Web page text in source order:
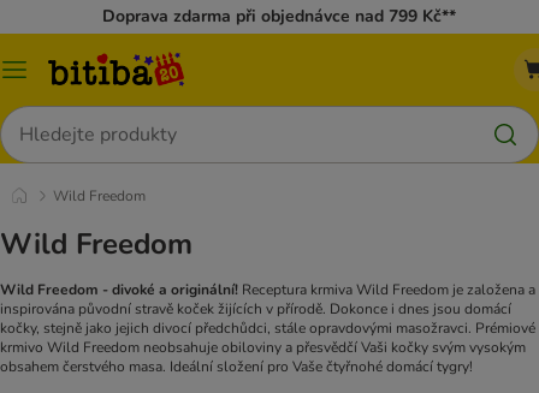
Doprava zdarma při objednávce nad 799 Kč**
Kategorie
Hledat
Wild Freedom
Wild Freedom
Wild Freedom - divoké a originální! Receptura krmiva Wild Freedom je založena a
inspirována původní stravě koček žijících v přírodě. Dokonce i dnes jsou domácí
kočky, stejně jako jejich divocí předchůdci, stále opravdovými masožravci. Prémiové
krmivo Wild Freedom neobsahuje obiloviny a přesvědčí Vaši kočky svým vysokým
obsahem čerstvého masa. Ideální složení pro Vaše čtyřnohé domácí tygry!